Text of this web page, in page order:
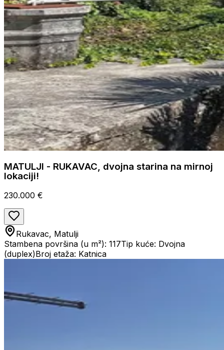
MATULJI - RUKAVAC, dvojna starina na mirnoj
lokaciji!
230.000 €
Rukavac, Matulji
Stambena površina (u m²): 117Tip kuće: Dvojna
(duplex)Broj etaža: Katnica